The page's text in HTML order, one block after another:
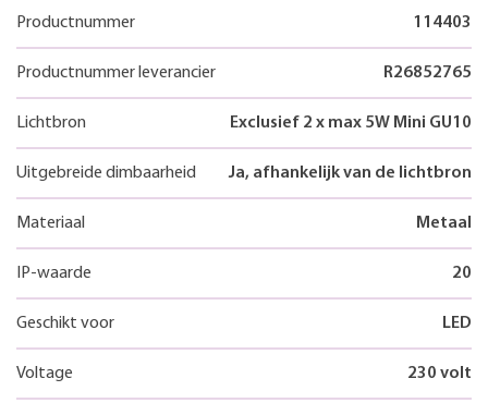
Productnummer 114403
Productnummer leverancier R26852765
Lichtbron Exclusief 2 x max 5W Mini GU10
Uitgebreide dimbaarheid Ja, afhankelijk van de lichtbron
Materiaal Metaal
IP-waarde 20
Geschikt voor LED
Voltage 230 volt